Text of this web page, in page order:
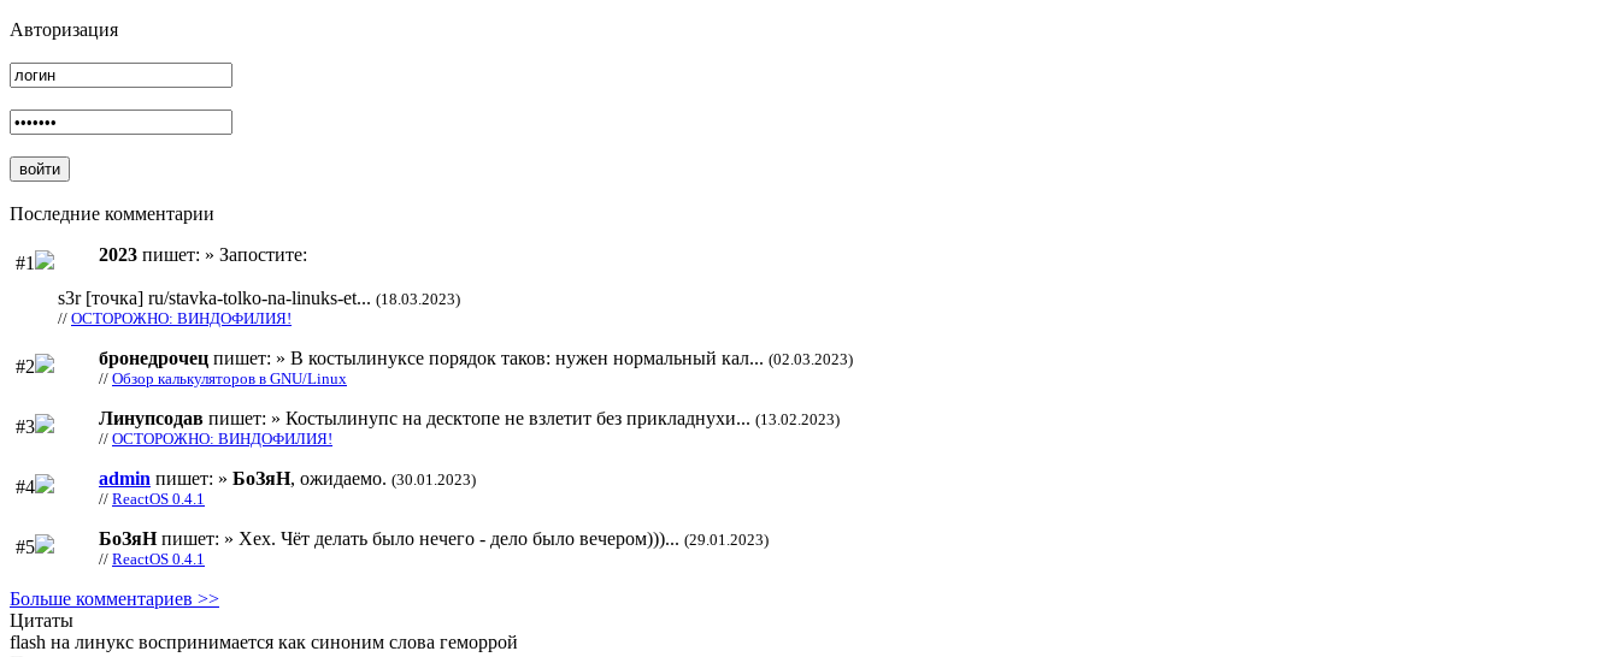
Авторизация
Последние комментарии
#1 2023 пишет: » Запостите:
s3r [точка] ru/stavka-tolko-na-linuks-et... (18.03.2023)
// ОСТОРОЖНО: ВИНДОФИЛИЯ!
#2 бронедрочец пишет: » В костылинуксе порядок таков: нужен нормальный кал... (02.03.2023)
// Обзор калькуляторов в GNU/Linux
#3 Линупсодав пишет: » Костылинупс на десктопе не взлетит без прикладнухи... (13.02.2023)
// ОСТОРОЖНО: ВИНДОФИЛИЯ!
#4 admin пишет: » БоЗяН, ожидаемо. (30.01.2023)
// ReactOS 0.4.1
#5 БоЗяНпишет: » Хех. Чёт делать было нечего - дело было вечером)))... (29.01.2023)
// ReactOS 0.4.1
Больше комментариев >>
Цитаты
flash на линукс воспринимается как синоним слова геморрой